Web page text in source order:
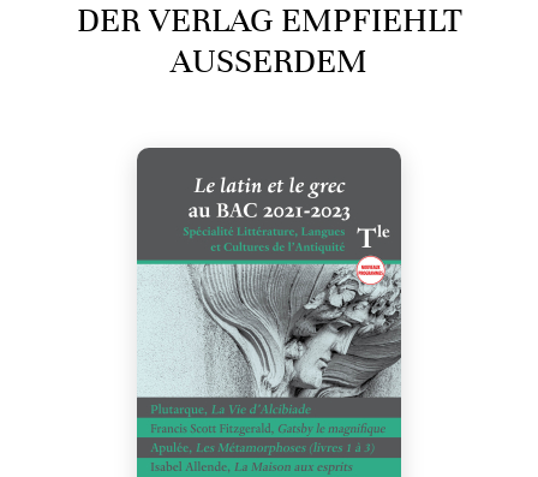
DER VERLAG EMPFIEHLT
AUSSERDEM